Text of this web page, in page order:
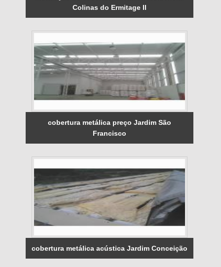
Colinas do Ermitage II
cobertura metálica preço Jardim São
Francisco
cobertura metálica acústica Jardim Conceição